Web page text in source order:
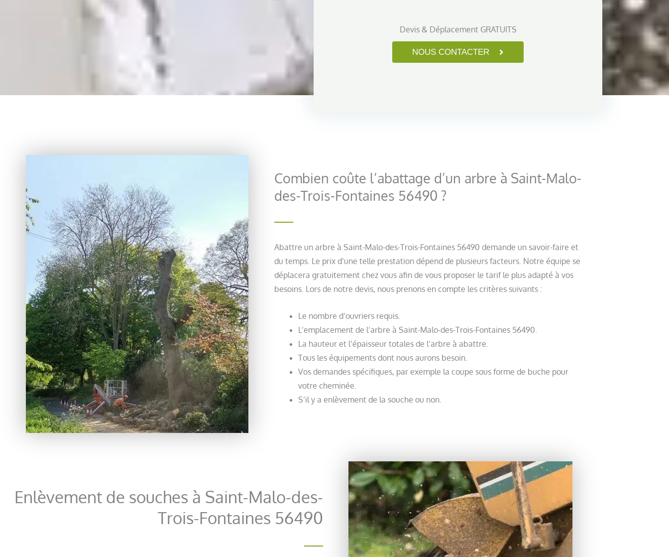
Devis & Déplacement GRATUITS
NOUS CONTACTER
Combien coûte l’abattage d’un arbre à Saint-Malo-
des-Trois-Fontaines 56490 ?
Abattre un arbre à Saint-Malo-des-Trois-Fontaines 56490 demande un savoir-faire et
du temps. Le prix d’une telle prestation dépend de plusieurs facteurs. Notre équipe se
déplacera gratuitement chez vous afin de vous proposer le tarif le plus adapté à vos
besoins. Lors de notre devis, nous prenons en compte les critères suivants :
Le nombre d’ouvriers requis.
L’emplacement de l’arbre à Saint-Malo-des-Trois-Fontaines 56490.
La hauteur et l’épaisseur totales de l’arbre à abattre.
Tous les équipements dont nous aurons besoin.
Vos demandes spécifiques, par exemple la coupe sous forme de buche pour
votre cheminée.
S’il y a enlèvement de la souche ou non.
Enlèvement de souches à Saint-Malo-des-
Trois-Fontaines 56490